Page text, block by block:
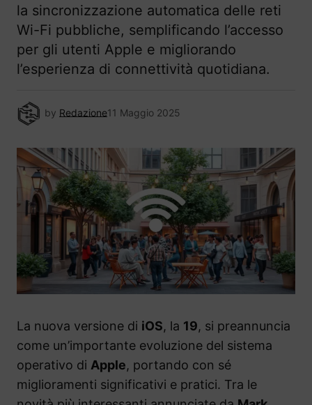
la sincronizzazione automatica delle reti
Wi-Fi pubbliche, semplificando l’accesso
per gli utenti Apple e migliorando
l’esperienza di connettività quotidiana.
by Redazione11 Maggio 2025
La nuova versione di iOS, la 19, si preannuncia
come un’importante evoluzione del sistema
operativo di Apple, portando con sé
miglioramenti significativi e pratici. Tra le